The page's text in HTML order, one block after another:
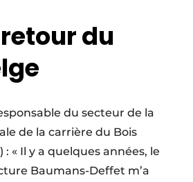
du
du secteur de la
de la carrière du Bois
: « Il y a quelques années, le
Baumans-Deffet m’a